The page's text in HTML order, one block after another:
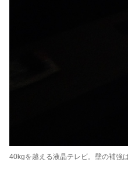
40kgを越える液晶テレビ。壁の補強